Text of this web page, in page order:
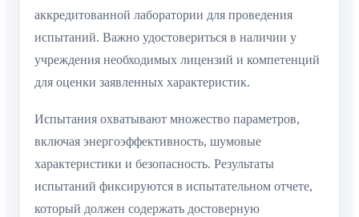
аккредитованной лаборатории для проведения
испытаний. Важно удостовериться в наличии у
учреждения необходимых лицензий и компетенций
для оценки заявленных характеристик.
Испытания охватывают множество параметров,
включая энергоэффективность, шумовые
характеристики и безопасность. Результаты
испытаний фиксируются в испытательном отчете,
который должен содержать достоверную